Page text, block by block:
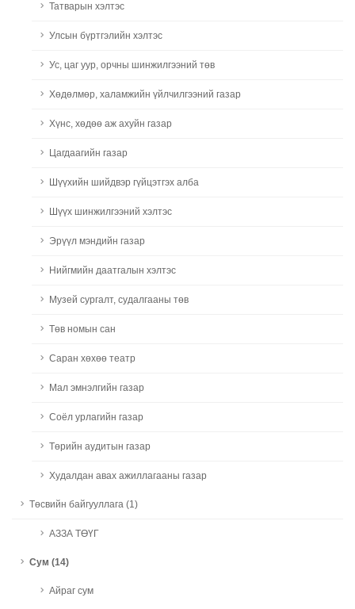
Татварын хэлтэс
Улсын бүртгэлийн хэлтэс
Ус, цаг уур, орчны шинжилгээний төв
Хөдөлмөр, халамжийн үйлчилгээний газар
Хүнс, хөдөө аж ахуйн газар
Цагдаагийн газар
Шүүхийн шийдвэр гүйцэтгэх алба
Шүүх шинжилгээний хэлтэс
Эрүүл мэндийн газар
Нийгмийн даатгалын хэлтэс
Музей сургалт, судалгааны төв
Төв номын сан
Саран хөхөө театр
Мал эмнэлгийн газар
Соёл урлагийн газар
Төрийн аудитын газар
Худалдан авах ажиллагааны газар
Төсвийн байгууллага (1)
АЗЗА ТӨҮГ
Сум (14)
Айраг сум